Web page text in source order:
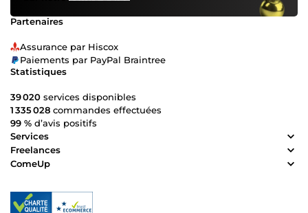
Partenaires
Assurance par Hiscox
Paiements par PayPal Braintree
Statistiques
39 020 services disponibles
1 335 028 commandes effectuées
99 % d’avis positifs
Services
Freelances
ComeUp